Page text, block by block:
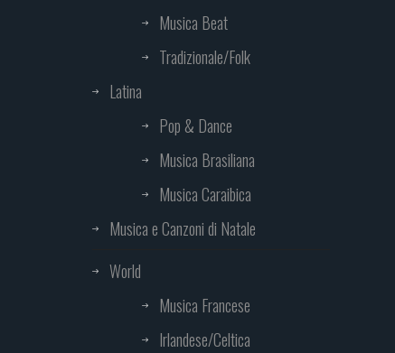
Musica Beat
Tradizionale/Folk
Latina
Pop & Dance
Musica Brasiliana
Musica Caraibica
Musica e Canzoni di Natale
World
Musica Francese
Irlandese/Celtica